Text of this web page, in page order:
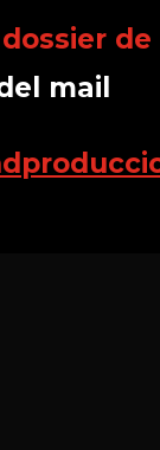
dossier
mail